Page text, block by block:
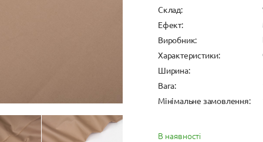
Cклад:
Ефект:
Виробник:
Характеристики:
Ширина:
Вага:
Мінімальне замовлення:
В наявності